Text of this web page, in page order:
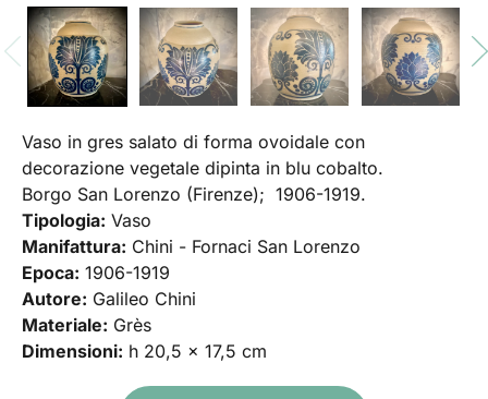
Vaso in gres salato di forma ovoidale con
decorazione vegetale dipinta in blu cobalto.
Borgo San Lorenzo (Firenze); 1906-1919.
Tipologia: Vaso
Manifattura: Chini - Fornaci San Lorenzo
Epoca: 1906-1919
Autore: Galileo Chini
Materiale: Grès
Dimensioni: h 20,5 x 17,5 cm